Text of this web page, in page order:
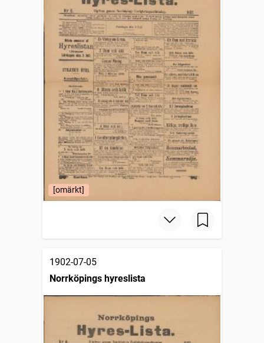
[omärkt]
1902-07-05
Norrköpings hyreslista